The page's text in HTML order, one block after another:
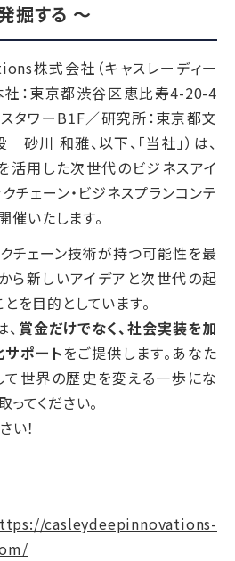
掘する 〜
株式会社（キャスレーディー
社：東京都渋谷区恵比寿4-20-4
タワーB1F／研究所：東京都文
川 和雅、以下、「当社」）は、
活用した次世代のビジネスアイ
チェーン・ビジネスプランコンテ
催いたします。
チェーン技術が持つ可能性を最
ら新しいアイデアと次世代の起
を目的としています。
賞金だけでなく、社会実装を加
ポートをご提供します。あなた
て世界の歴史を変える一歩にな
ってください。
い！
casleydeepinnovations-